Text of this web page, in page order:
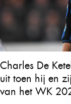
Charles De
uit toen hij en
van het WK